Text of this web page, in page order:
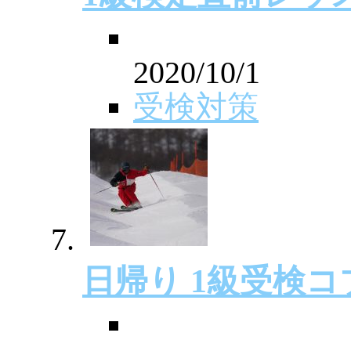
2020/10/1
受検対策
日帰り 1級受検